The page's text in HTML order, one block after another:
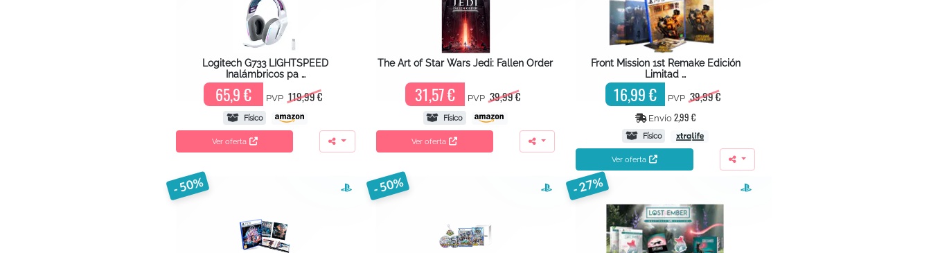
Logitech G733 LIGHTSPEED
Inalámbricos pa …
65,9 € PVP 119,99 €
Físico
Ver oferta
The Art of Star Wars Jedi: Fallen Order
31,57 € PVP 39,99 €
Físico
Ver oferta
Front Mission 1st Remake Edición
Limitad …
16,99 € PVP 39,99 €
Envío2,99 €
Físico
Ver oferta
- 50% - 50% - 27%